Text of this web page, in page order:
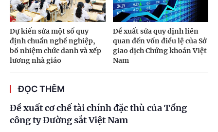
Dự kiến sửa một số quy
định chuẩn nghề nghiệp,
bổ nhiệm chức danh và xếp
lương nhà giáo
Đề xuất sửa quy định liên
quan đến vốn điều lệ của Sở
giao dịch Chứng khoán Việt
Nam
ĐỌC THÊM
Đề xuất cơ chế tài chính đặc thù của Tổng
công ty Đường sắt Việt Nam